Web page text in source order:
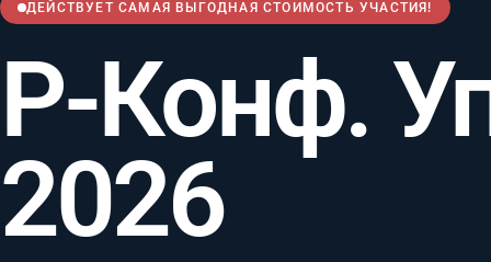
ДЕЙСТВУЕТ САМАЯ ВЫГОДНАЯ СТОИМОСТЬ УЧАСТИЯ!
Р-Конф.
2026